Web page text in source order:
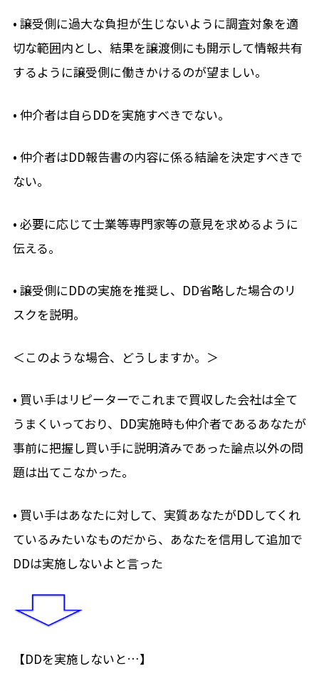
• 譲受側に過大な負担が生じないように調査対象を適
切な範囲内とし、結果を譲渡側にも開示して情報共有
するように譲受側に働きかけるのが望ましい。
• 仲介者は自らDDを実施すべきでない。
• 仲介者はDD報告書の内容に係る結論を決定すべきで
ない。
• 必要に応じて士業等専門家等の意見を求めるように
伝える。
• 譲受側にDDの実施を推奨し、DD省略した場合のリ
スクを説明。
＜このような場合、どうしますか。＞
• 買い手はリピーターでこれまで買収した会社は全て
うまくいっており、DD実施時も仲介者であるあなたが
事前に把握し買い手に説明済みであった論点以外の問
題は出てこなかった。
• 買い手はあなたに対して、実質あなたがDDしてくれ
ているみたいなものだから、あなたを信用して追加で
DDは実施しないよと言った
【DDを実施しないと…】